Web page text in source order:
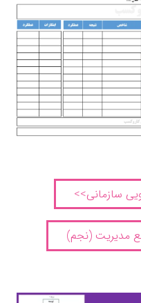
سازمانی>>
مدیریت (نجم)